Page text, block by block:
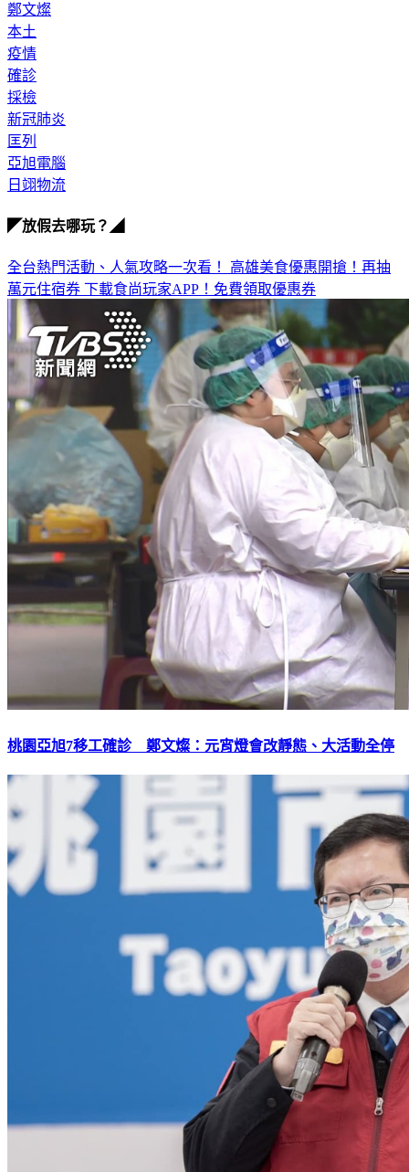
鄭文燦
本土
疫情
確診
採檢
新冠肺炎
匡列
亞旭電腦
日翊物流
◤放假去哪玩？◢
全台熱門活動、人氣攻略一次看！ 高雄美食優惠開搶！再抽
萬元住宿券 下載食尚玩家APP！免費領取優惠券
桃園亞旭7移工確診 鄭文燦：元宵燈會改靜態、大活動全停